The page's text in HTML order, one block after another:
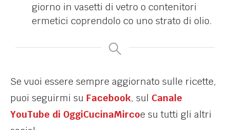
giorno in vasetti di vetro o contenitori
ermetici coprendolo co uno strato di olio.
Se vuoi essere sempre aggiornato sulle ricette,
puoi seguirmi su Facebook, sul Canale
YouTube di OggiCucinaMircoe su tutti gli altri